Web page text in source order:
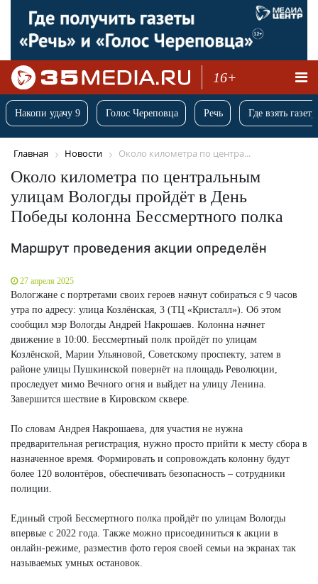
16+
Накопи удачу 9 Голос Череповца Речь Где взять
Главная Новости Около километра по центра...
Около километра по центральным
улицам Вологды пройдёт в День
Победы колонна Бессмертного полка
Маршрут проведения акции определён
27 апреля 2025
Вологжане с портретами своих героев начнут собираться с 9 часов
утра по адресу: улица Козлёнская, 3 (ТЦ «Кристалл»). Об этом
сообщил мэр Вологды Андрей Накрошаев. Колонна начнет
движение в 10:00. Бессмертный полк пройдёт по улицам
Козлёнской, Марии Ульяновой, Советскому проспекту, затем в
районе улицы Пушкинской повернёт на площадь Революции,
проследует мимо Вечного огня и выйдет на улицу Ленина.
Завершится шествие в Кировском сквере.
По словам Андрея Накрошаева, для участия не нужна
предварительная регистрация, нужно просто прийти к месту сбора в
назначенное время. Формировать и сопровождать колонну будут
более 120 волонтёров, обеспечивать безопасность – сотрудники
полиции.
Единый строй Бессмертного полка пройдёт по улицам Вологды
впервые с 2022 года. Также можно присоединиться к акции в
онлайн-режиме, разместив фото героя своей семьи на экранах так
называемых умных остановок.